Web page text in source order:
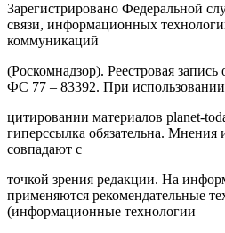
Зарегистрировано Федеральной
связи, информационных
коммуникаций
(Роскомнадзор). Реестровая
ФС 77 – 83392. При
цитировании материалов planet-
гиперссылка обязательна. Мнения
совпадают с
точкой зрения редакции. На
применяются рекомендательные
(информационные технологии